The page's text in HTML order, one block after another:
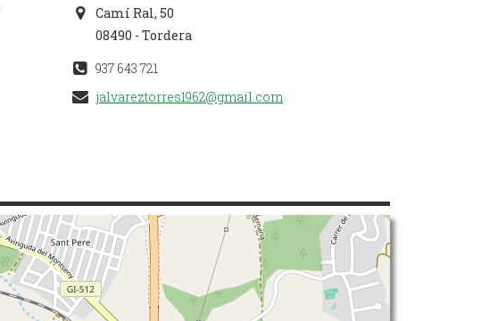
Camí Ral, 50
08490 - Tordera
937 643 721
jalvareztorres1962@gmail.com